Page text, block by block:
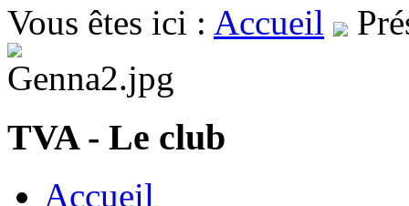
Vous êtes ici : Accueil
TVA - Le club
Accueil